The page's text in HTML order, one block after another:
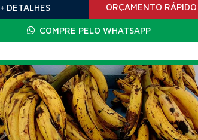
+ DETALHES
ORÇAMENTO RÁPIDO
COMPRE PELO WHATSAPP